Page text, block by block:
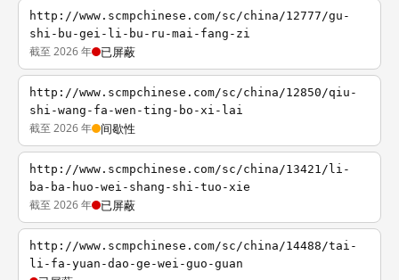
http://www.scmpchinese.com/sc/china/12777/gu-
shi-bu-gei-li-bu-ru-mai-fang-zi
截至 2026 年 已屏蔽
http://www.scmpchinese.com/sc/china/12850/qiu-
shi-wang-fa-wen-ting-bo-xi-lai
截至 2026 年 间歇性
http://www.scmpchinese.com/sc/china/13421/li-
ba-ba-huo-wei-shang-shi-tuo-xie
截至 2026 年 已屏蔽
http://www.scmpchinese.com/sc/china/14488/tai-
li-fa-yuan-dao-ge-wei-guo-guan